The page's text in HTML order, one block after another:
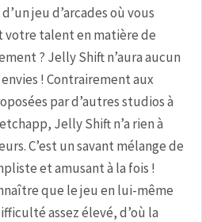
jeu d’arcades où vous
votre talent en matière de
? Jelly Shift n’aura aucun
! Contrairement aux
par d’autres studios à
Jelly Shift n’a rien à
C’est un savant mélange de
et amusant à la fois !
que le jeu en lui-même
assez élevé, d’où la